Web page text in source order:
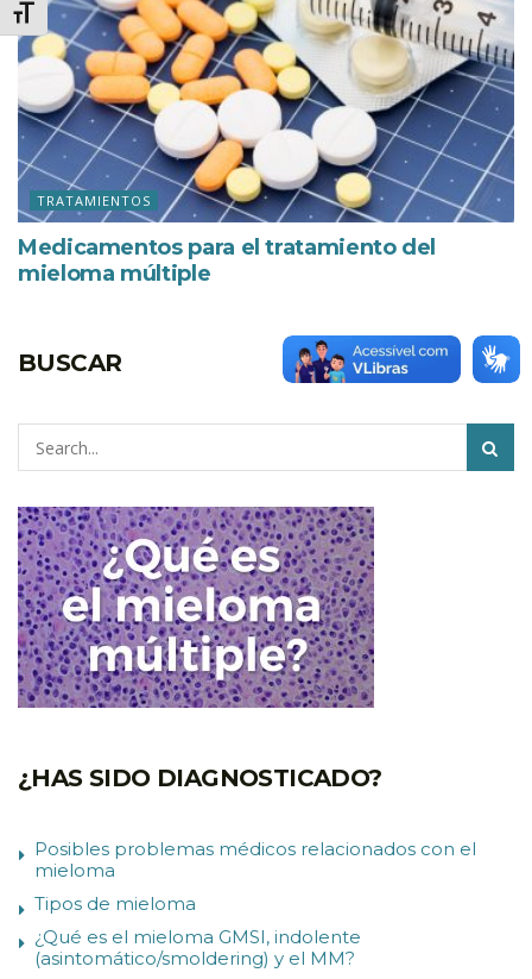
Alternar tamanho da fonte
TRATAMIENTOS
Medicamentos para el tratamiento del
mieloma múltiple
BUSCAR
Pesquisar
¿HAS SIDO DIAGNOSTICADO?
Posibles problemas médicos relacionados con el
mieloma
Tipos de mieloma
¿Qué es el mieloma GMSI, indolente
(asintomático/smoldering) y el MM?